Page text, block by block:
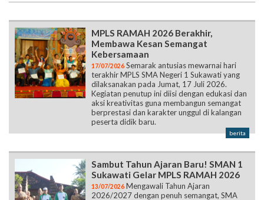
MPLS RAMAH 2026 Berakhir,
Membawa Kesan Semangat
Kebersamaan
17/07/2026 Semarak antusias mewarnai hari
terakhir MPLS SMA Negeri 1 Sukawati yang
dilaksanakan pada Jumat, 17 Juli 2026.
Kegiatan penutup ini diisi dengan edukasi dan
aksi kreativitas guna membangun semangat
berprestasi dan karakter unggul di kalangan
peserta didik baru.
berita
Sambut Tahun Ajaran Baru! SMAN 1
Sukawati Gelar MPLS RAMAH 2026
13/07/2026 Mengawali Tahun Ajaran
2026/2027 dengan penuh semangat, SMA